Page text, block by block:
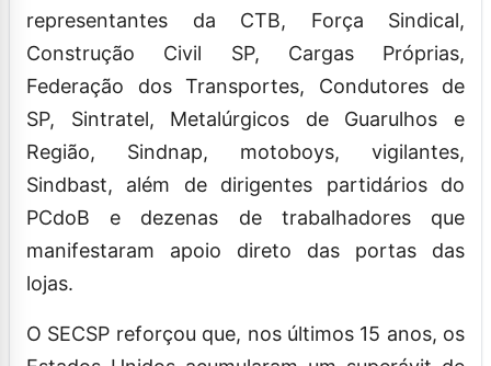
representantes da CTB, Força Sindical,
Construção Civil SP, Cargas Próprias,
Federação dos Transportes, Condutores de
SP, Sintratel, Metalúrgicos de Guarulhos e
Região, Sindnap, motoboys, vigilantes,
Sindbast, além de dirigentes partidários do
PCdoB e dezenas de trabalhadores que
manifestaram apoio direto das portas das
lojas.
O SECSP reforçou que, nos últimos 15 anos, os